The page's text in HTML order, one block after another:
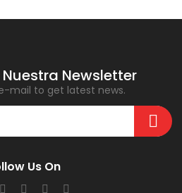
Nuestra Newsletter
mail to get latest news.
Us On